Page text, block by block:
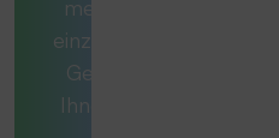
mehr als nur ein
einzelnes Produkt.
Gemeinsam mit
Ihnen entwickeln